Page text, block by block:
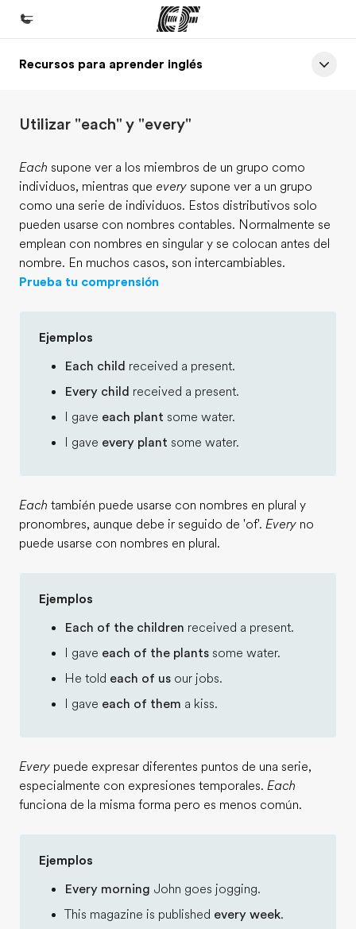
Inicio
Programas
Oficinas
Sobre nosotros
Únete al equipo
Recursos para aprender inglés
Utilizar "each" y "every"
Each supone ver a los miembros de un grupo como
individuos, mientras que every supone ver a un grupo
como una serie de individuos. Estos distributivos solo
pueden usarse con nombres contables. Normalmente se
emplean con nombres en singular y se colocan antes del
nombre. En muchos casos, son intercambiables.
Prueba tu comprensión
Ejemplos
Each child received a present.
Every child received a present.
I gave each plant some water.
I gave every plant some water.
Each también puede usarse con nombres en plural y
pronombres, aunque debe ir seguido de 'of'. Every no
puede usarse con nombres en plural.
Ejemplos
Each of the children received a present.
I gave each of the plants some water.
He told each of us our jobs.
I gave each of them a kiss.
Every puede expresar diferentes puntos de una serie,
especialmente con expresiones temporales. Each
funciona de la misma forma pero es menos común.
Ejemplos
Every morning John goes jogging.
This magazine is published every week.